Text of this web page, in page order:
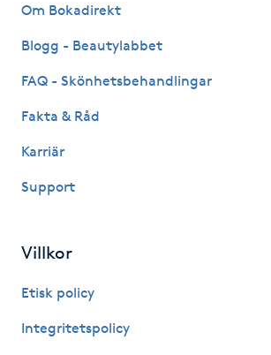
Hot yoga
Huduppstramning
Om Bokadirekt
Blogg - Beautylabbet
FAQ - Skönhetsbehandlingar
Fakta & Råd
Karriär
Support
Villkor
Etisk policy
Integritetspolicy